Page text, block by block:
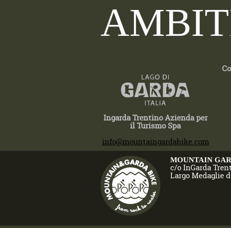
Ingarda Trentino Azienda per
il Turismo Spa
info@mountaingardabike.com
MOUNTAIN
c/o InGarda
Largo Medaglie